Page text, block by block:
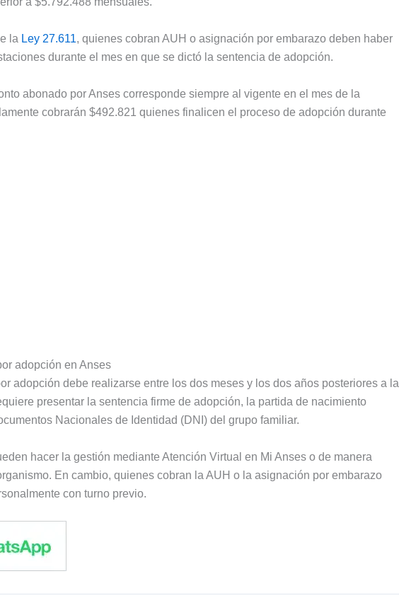
la Ley 27.611, quienes cobran AUH o asignación por embarazo deben haber
durante el mes en que se dictó la sentencia de adopción.
abonado por Anses corresponde siempre al vigente en el mes de la
cobrarán $492.821 quienes finalicen el proceso de adopción durante
adopción en Anses
adopción debe realizarse entre los dos meses y los dos años posteriores a la
presentar la sentencia firme de adopción, la partida de nacimiento
Nacionales de Identidad (DNI) del grupo familiar.
hacer la gestión mediante Atención Virtual en Mi Anses o de manera
En cambio, quienes cobran la AUH o la asignación por embarazo
con turno previo.